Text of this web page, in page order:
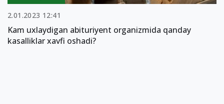
2.01.2023 12:41
Kam uxlaydigan abituriyent organizmida qanday
kasalliklar xavfi oshadi?